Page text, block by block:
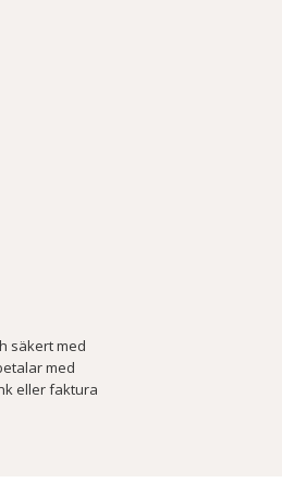
säkert med
med
eller faktura